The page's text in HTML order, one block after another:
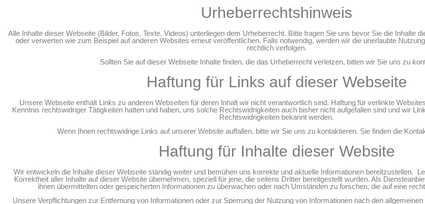
Urheberrechtshinweis
Alle Inhalte dieser Webseite (Bilder, Fotos, Texte, Videos) unterliegen dem Urheberrecht. Bitte fragen Sie uns bevor Sie die Inhalte
oder verwerten wie zum Beispiel auf anderen Websites erneut veröffentlichen. Falls notwendig, werden wir die unerlaubte
rechtlich verfolgen.
Sollten Sie auf dieser Webseite Inhalte finden, die das Urheberrecht verletzen, bitten wir Sie uns zu
Haftung für Links auf dieser Webseite
Unsere Webseite enthält Links zu anderen Webseiten für deren Inhalt wir nicht verantwortlich sind. Haftung für verlinkte
Kenntnis rechtswidriger Tätigkeiten hatten und haben, uns solche Rechtswidrigkeiten auch bisher nicht aufgefallen sind und wir
Rechtswidrigkeiten bekannt werden.
Wenn Ihnen rechtswidrige Links auf unserer Website auffallen, bitte wir Sie uns zu kontaktieren. Sie finden die
Haftung für Inhalte dieser Website
Wir entwickeln die Inhalte dieser Webseite ständig weiter und bemühen uns korrekte und aktuelle Informationen bereitzustellen.
Korrektheit aller Inhalte auf dieser Website übernehmen, speziell für jene, die seitens Dritter bereitgestellt wurden. Als
ihnen übermittelten oder gespeicherten Informationen zu überwachen oder nach Umständen zu forschen, die auf eine
Unsere Verpflichtungen zur Entfernung von Informationen oder zur Sperrung der Nutzung von Informationen nach den